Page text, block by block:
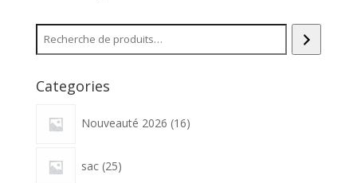
Recherche
Categories
Nouveauté 2026 16
produits
sac 25
produits